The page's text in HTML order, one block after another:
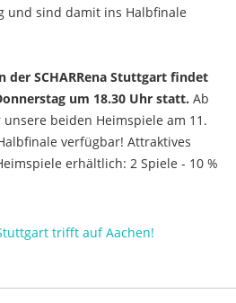
und sind damit ins Halbfinale
der SCHARRena Stuttgart findet
um 18.30 Uhr statt. Ab
beiden Heimspiele am 11.
verfügbar! Attraktives
erhältlich: 2 Spiele - 10 %
trifft auf Aachen!